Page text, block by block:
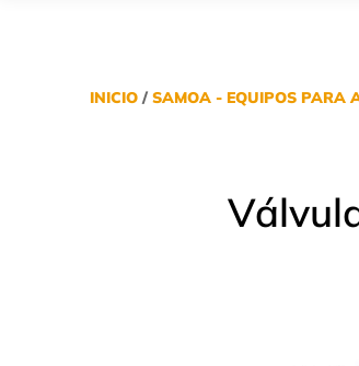
INICIO / SAMOA - EQUIPOS PARA